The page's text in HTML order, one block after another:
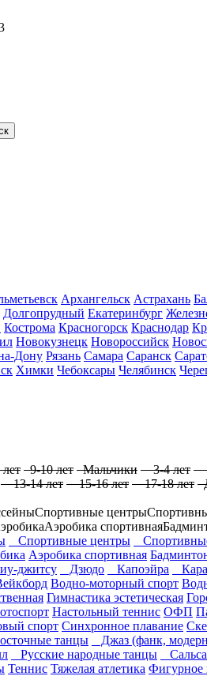
Архангельск Астрахань
Долгопрудный Екатеринбург
Кострома Красногорск Краснодар
Новокузнецк Новороссийск
Дону Рязань Самара Саранск
Химки Чебоксары Челябинск
9-10 лет Мальчики 3-4 лет
13-14 лет 15-16 лет 17-18 лет
Спортивные центры
Аэробика спортивная
Спортивные центры
Аэробика спортивная
джитсу Дзюдо Капоэйра
Водно-моторный спорт
Гимнастика эстетическая
Настольный теннис ОФП
спорт Синхронное плавание
танцы Джаз (фанк,
Русские народные танцы Сальса
Теннис Тяжелая атлетика Фигурное